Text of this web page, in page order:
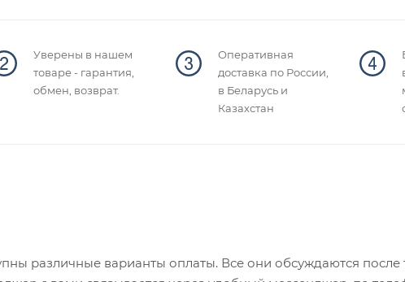
Уверены в нашем
товаре - гарантия,
обмен, возврат.
Оперативная
доставка по России,
в Беларусь и
Казахстан
различные варианты оплаты. Все они обсуждаются после